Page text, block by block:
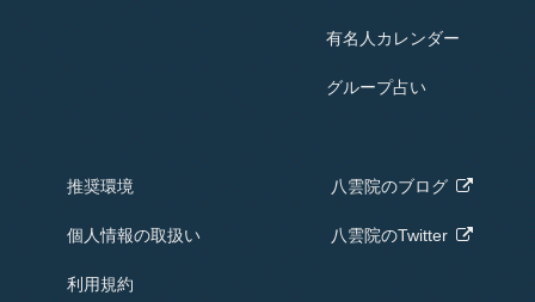
有名人 カレンダー
グループ占い
推奨環境
個人情報の取扱い
利用規約
八雲院のブログ
八雲院のTwitter